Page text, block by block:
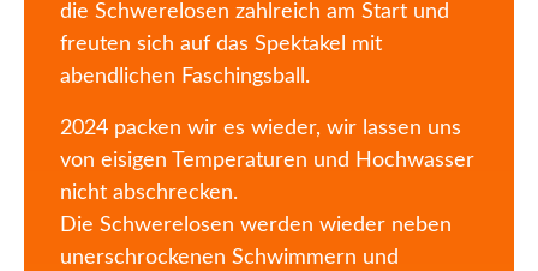
die Schwerelosen zahlreich am Start und
freuten sich auf das Spektakel mit
abendlichen Faschingsball.
2024 packen wir es wieder, wir lassen uns
von eisigen Temperaturen und Hochwasser
nicht abschrecken.
Die Schwerelosen werden wieder neben
unerschrockenen Schwimmern und